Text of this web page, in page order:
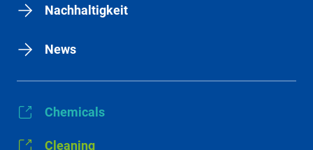
Nachhaltigkeit
News
Chemicals
Cleaning